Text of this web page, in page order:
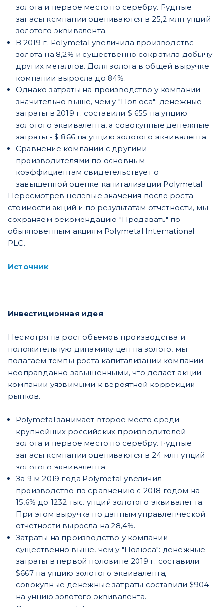
золота и первое место по серебру. Рудные
запасы компании оцениваются в 25,2 млн унций
золотого эквивалента.
В 2019 г. Polymetal увеличила производство
золота на 8,2% и существенно сократила добычу
других металлов. Доля золота в общей выручке
компании выросла до 84%.
Однако затраты на производство у компании
значительно выше, чем у "Полюса": денежные
затраты в 2019 г. составили $ 655 на унцию
золотого эквивалента, а совокупные денежные
затраты - $ 866 на унцию золотого эквивалента.
Сравнение компании с другими
производителями по основным
коэффициентам свидетельствует о
завышенной оценке капитализации Polymetal.
Пересмотрев целевые значения после роста
стоимости акций и по результатам отчетности, мы
сохраняем рекомендацию "Продавать" по
обыкновенным акциям Polymetal International
PLC.
Источник
Инвестиционная идея
Несмотря на рост объемов производства и
положительную динамику цен на золото, мы
полагаем темпы роста капитализации компании
неоправданно завышенными, что делает акции
компании уязвимыми к вероятной коррекции
рынков.
Polymetal занимает второе место среди
крупнейших российских производителей
золота и первое место по серебру. Рудные
запасы компании оцениваются в 24 млн унций
золотого эквивалента.
За 9 м 2019 года Polymetal увеличил
производство по сравнению с 2018 годом на
15,6% до 1232 тыс. унций золотого эквивалента.
При этом выручка по данным управленческой
отчетности выросла на 28,4%.
Затраты на производство у компании
существенно выше, чем у "Полюса": денежные
затраты в первой половине 2019 г. составили
$667 на унцию золотого эквивалента,
совокупные денежные затраты составили $904
на унцию золотого эквивалента.